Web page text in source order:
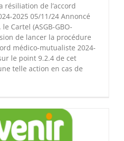
résiliation de l’accord
2025 05/11/24 Annoncé
Cartel (ASGB-GBO-
de lancer la procédure
médico-mutualiste 2024-
le point 9.2.4 de cet
telle action en cas de